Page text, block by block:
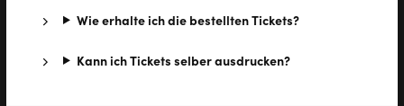
Wie erhalte ich die bestellten Tickets?
Kann ich Tickets selber ausdrucken?